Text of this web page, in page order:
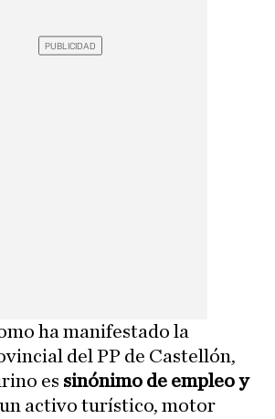
ha manifestado la
del PP de Castellón,
es sinónimo de empleo y
un activo turístico, motor